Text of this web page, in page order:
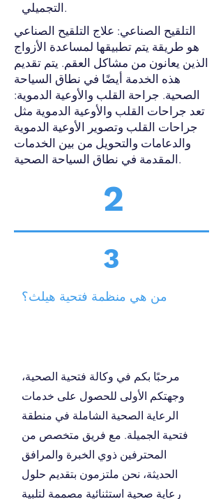
التجميلي.
التلقيح الصناعي: علاج التلقيح الصناعي
هو طريقة يتم تطبيقها لمساعدة الأزواج
الذين يعانون من مشاكل العقم. يتم تقديم
هذه الخدمة أيضًا في نطاق السياحة
الصحية. جراحة القلب والأوعية الدموية:
تعد جراحات القلب والأوعية الدموية مثل
جراحات القلب وتصوير الأوعية الدموية
والدعامات والتحويل من بين الخدمات
المقدمة في نطاق السياحة الصحية.
2
3
من هي منظمة فتحية هيلث؟
مرحبًا بكم في وكالة فتحية الصحية،
وجهتكم الأولى للحصول على خدمات
الرعاية الصحية الشاملة في منطقة
فتحية الجميلة. مع فريق متخصص من
المحترفين ذوي الخبرة والمرافق
الحديثة، نحن ملتزمون بتقديم حلول
رعاية صحية استثنائية مصممة لتلبية